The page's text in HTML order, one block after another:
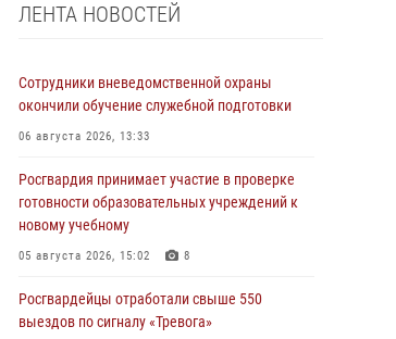
ЛЕНТА НОВОСТЕЙ
Сотрудники вневедомственной охраны
окончили обучение служебной подготовки
06 августа 2026, 13:33
Росгвардия принимает участие в проверке
готовности образовательных учреждений к
новому учебному
05 августа 2026, 15:02 8
Росгвардейцы отработали свыше 550
выездов по сигналу «Тревога»